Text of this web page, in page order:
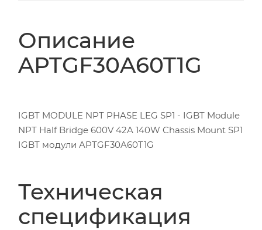
Описание
APTGF30A60T1G
IGBT MODULE NPT PHASE LEG SP1 - IGBT Module
NPT Half Bridge 600V 42A 140W Chassis Mount SP1
IGBT модули APTGF30A60T1G
Техническая
спецификация